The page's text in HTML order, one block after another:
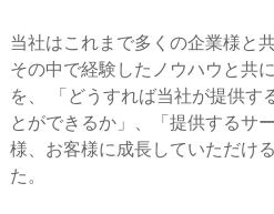
当社はこれまで多くの企業様と
その中で経験したノウハウと共
を、 「どうすれば当社が提供す
とができるか」、「提供するサ
様、お客様に成長していただけ
た。